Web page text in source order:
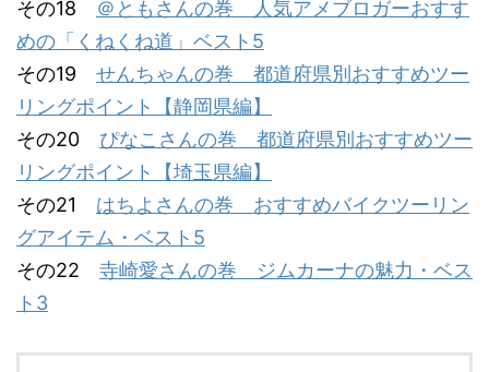
その18 ＠ともさんの巻 人気アメブロガーおすす
めの「くねくね道」ベスト5
その19 せんちゃんの巻 都道府県別おすすめツー
リングポイント【静岡県編】
その20 ぴなこさんの巻 都道府県別おすすめツー
リングポイント【埼玉県編】
その21 はちよさんの巻 おすすめバイクツーリン
グアイテム・ベスト5
その22 寺崎愛さんの巻 ジムカーナの魅力・ベス
ト3